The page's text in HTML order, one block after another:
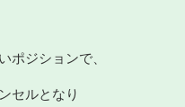
ポジションで、
セルとなり